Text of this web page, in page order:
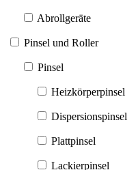
Abrollgeräte
Pinsel und Roller
Pinsel
Heizkörperpinsel
Dispersionspinsel
Plattpinsel
Lackierpinsel